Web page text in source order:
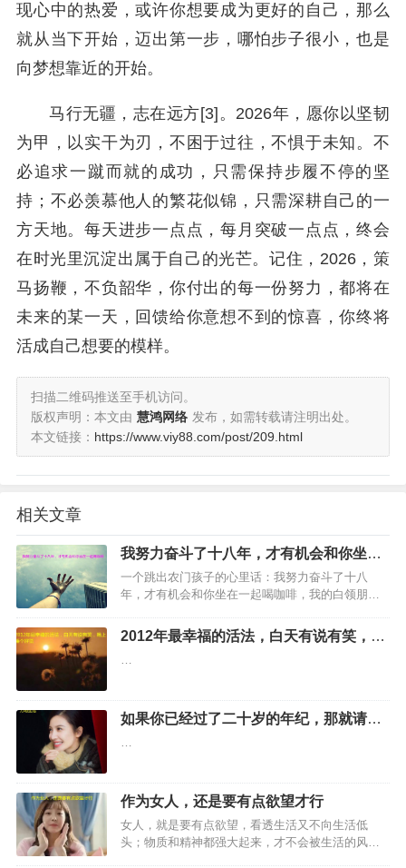
现心中的热爱，或许你想要成为更好的自己，那么
就从当下开始，迈出第一步，哪怕步子很小，也是
向梦想靠近的开始。
马行无疆，志在远方[3]。2026年，愿你以坚韧
为甲，以实干为刃，不困于过往，不惧于未知。不
必追求一蹴而就的成功，只需保持步履不停的坚
持；不必羡慕他人的繁花似锦，只需深耕自己的一
方天地。每天进步一点点，每月突破一点点，终会
在时光里沉淀出属于自己的光芒。记住，2026，策
马扬鞭，不负韶华，你付出的每一份努力，都将在
未来的某一天，回馈给你意想不到的惊喜，你终将
活成自己想要的模样。
扫描二维码推送至手机访问。
版权声明：本文由 慧鸿网络 发布，如需转载请注明出处。
本文链接： https://www.viy88.com/post/209.html
相关文章
我努力奋斗了十八年，才有机会和你坐在
一起喝咖啡
一个跳出农门孩子的心里话：我努力奋斗了十八
年，才有机会和你坐在一起喝咖啡，我的白领朋友
你会和我坐在“星巴克”一起喝咖啡吗？不会，肯定不
会。比较我们的成长历程…
2012年最幸福的活法，白天有说有笑，晚
…
如果你已经过了二十岁的年纪，那就请认
…
作为女人，还是要有点欲望才行
女人，就是要有点欲望，看透生活又不向生活低
头；物质和精神都强大起来，才不会被生活的风雨